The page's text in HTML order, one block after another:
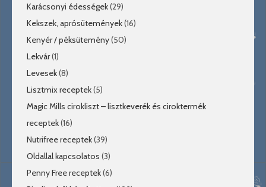
Karácsonyi édességek(29)
Kekszek, aprósütemények(16)
Kenyér / péksütemény(50)
Lekvár(1)
Levesek(8)
Lisztmix receptek(5)
Magic Mills cirokliszt – lisztkeverék és ciroktermék
receptek(16)
Nutrifree receptek(39)
Oldallal kapcsolatos (3)
Penny Free receptek(6)